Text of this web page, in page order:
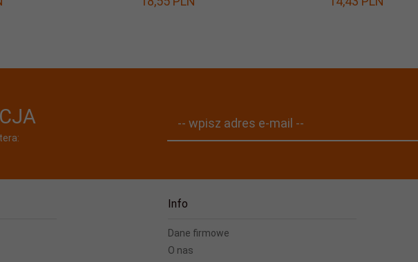
-- wpisz adres e-mail --
Info
Dane firmowe
O nas